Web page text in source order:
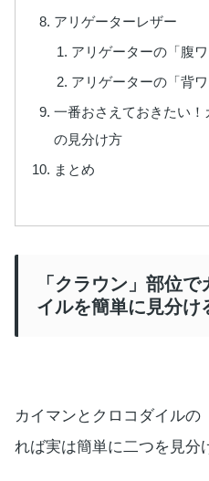
アリゲーターレザー
アリゲーターの「腹ワ
アリゲーターの「背ワ
一番おさえておきたい
の見分け方
まとめ
「クラウン」部位
イルを簡単に見分け
カイマンとクロコダイルの
れば実は簡単に二つを見分